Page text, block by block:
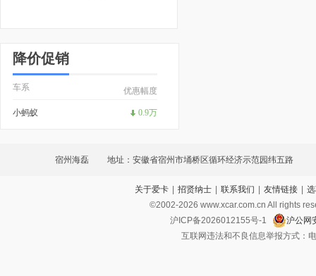
降价促销
车系 优惠幅度
小蚂蚁 0.9万
宿州海磊 地址：安徽省宿州市埇桥区循环经济示范园纬五路
关于爱卡 | 招贤纳士 | 联系我们 | 友情链接 |
©2002-2026 www.xcar.com.cn All rights
沪ICP备2026012155号-1
沪公网
互联网违法和不良信息举报方式：